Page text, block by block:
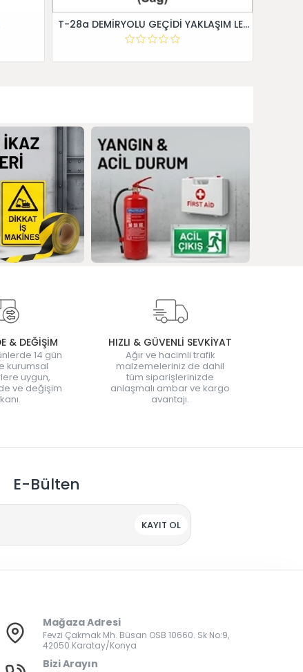
T-28a DEMİRYOLU GEÇİDİ YAKLAŞIM LEVHALARI (Sağ)
& DEĞİŞİM
14 gün
kurumsal
uygun,
ve değişim
HIZLI & GÜVENLİ SEVKİYAT
Ağır ve hacimli trafik
malzemeleriniz de dahil
tüm siparişlerinizde
anlaşmalı ambar ve kargo
avantajı.
E-Bülten
KAYIT OL
Mağaza Adresi
Fevzi Çakmak Mh. Büsan OSB 10660. Sk No:9,
42050 Karatay/Konya
Bizi Arayın